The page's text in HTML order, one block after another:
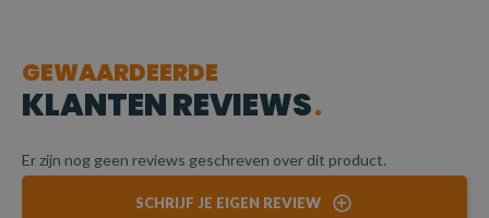
GEWAARDEERDE
KLANTEN REVIEWS
Er zijn nog geen reviews geschreven over dit product.
SCHRIJF JE EIGEN REVIEW